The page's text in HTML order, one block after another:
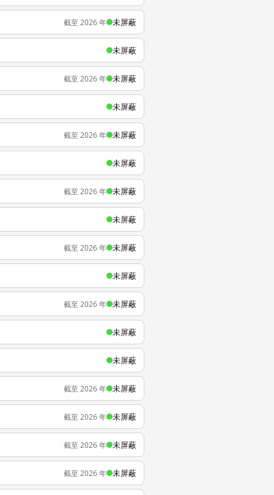
截至 2026 年 未屏蔽
未屏蔽
截至 2026 年 未屏蔽
未屏蔽
截至 2026 年 未屏蔽
未屏蔽
截至 2026 年 未屏蔽
未屏蔽
截至 2026 年 未屏蔽
未屏蔽
截至 2026 年 未屏蔽
未屏蔽
未屏蔽
截至 2026 年 未屏蔽
截至 2026 年 未屏蔽
截至 2026 年 未屏蔽
截至 2026 年 未屏蔽